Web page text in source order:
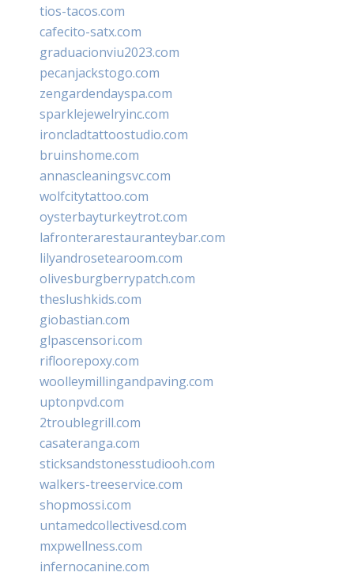
tios-tacos.com
cafecito-satx.com
graduacionviu2023.com
pecanjackstogo.com
zengardendayspa.com
sparklejewelryinc.com
ironcladtattoostudio.com
bruinshome.com
annascleaningsvc.com
wolfcitytattoo.com
oysterbayturkeytrot.com
lafronterarestauranteybar.com
lilyandrosetearoom.com
olivesburgberrypatch.com
theslushkids.com
giobastian.com
glpascensori.com
rifloorepoxy.com
woolleymillingandpaving.com
uptonpvd.com
2troublegrill.com
casateranga.com
sticksandstonesstudiooh.com
walkers-treeservice.com
shopmossi.com
untamedcollectivesd.com
mxpwellness.com
infernocanine.com